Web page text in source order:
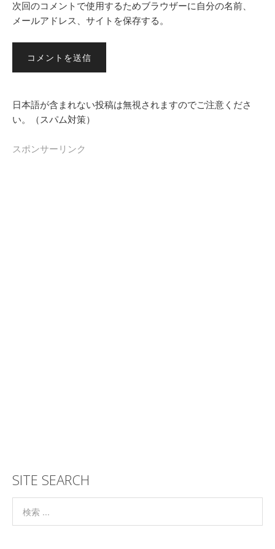
次回のコメントで使用するためブラウザーに自分の名前、
メールアドレス、サイトを保存する。
日本語が含まれない投稿は無視されますのでご注意くださ
い。（スパム対策）
スポンサーリンク
SITE SEARCH